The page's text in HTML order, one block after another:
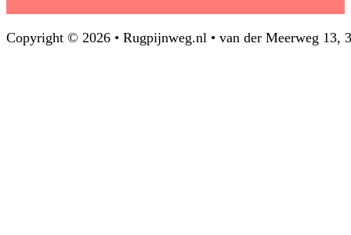
Copyright © 2026 • Rugpijnweg.nl • van der Meerweg